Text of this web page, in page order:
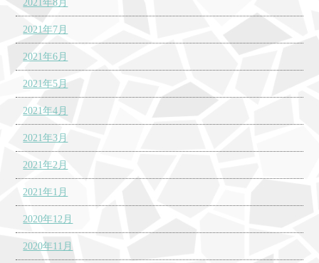
2021年8月
2021年7月
2021年6月
2021年5月
2021年4月
2021年3月
2021年2月
2021年1月
2020年12月
2020年11月